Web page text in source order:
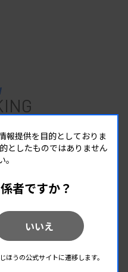
方 ［第16回］
される技師
#32 山形済生病院
へ
報提供を目的としておりま
としたものではありません
者ですか？
いいえ
うの公式サイトに遷移します。